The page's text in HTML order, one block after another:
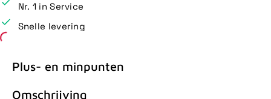
Nr. 1 in Service
Snelle levering
Plus- en minpunten
Omschrijving